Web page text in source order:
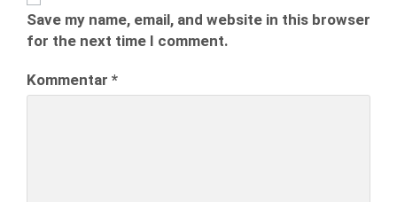
Save my name, email, and website in this browser
for the next time I comment.
Kommentar *